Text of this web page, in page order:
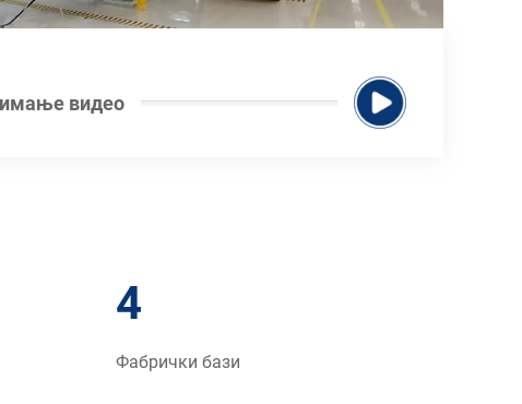
видео
4
Фабрички бази